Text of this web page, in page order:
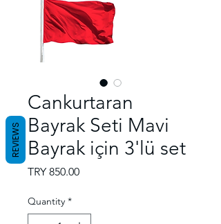
Cankurtaran
Bayrak Seti Mavi
Bayrak için 3'lü set
TRY 850.00Price
Quantity *
REVIEWS